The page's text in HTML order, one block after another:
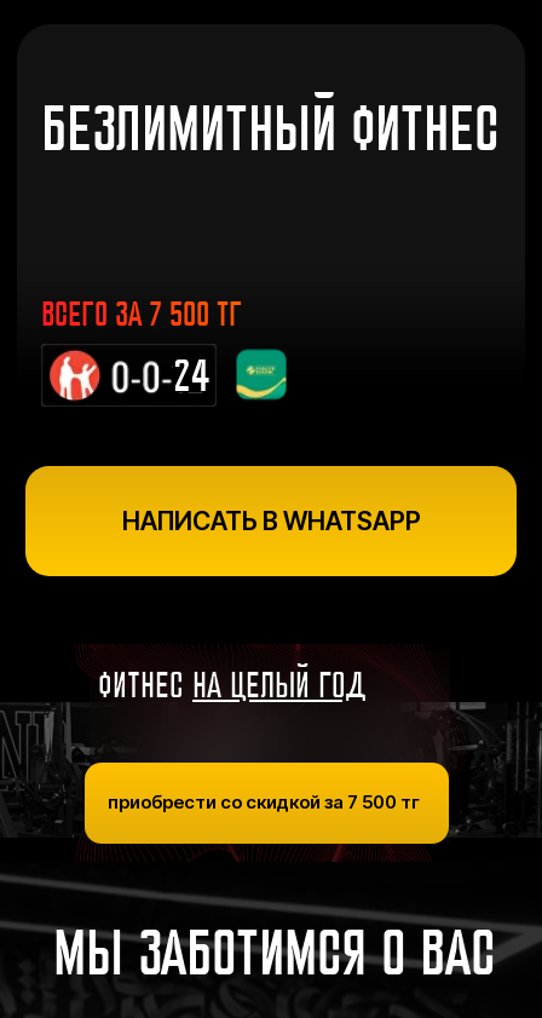
НАПИСАТЬ В WHATSAPP
БЕЗЛИМИТНЫЙ ФИТНЕС
ФИТНЕС НА ЦЕЛЫЙ ГОД
приобрести со скидкой за 7 500 тг
ДОСТИГАЙ ЖЕЛАЕМОГО
РЕЗУЛЬТАТА
У нас работают только лучшие
МЫ ЗАБОТИМСЯ О ВАС